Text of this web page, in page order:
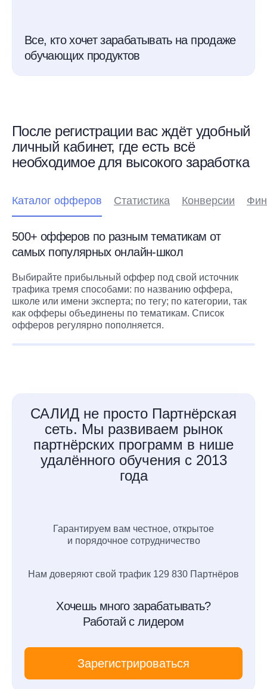
Все, кто хочет зарабатывать на продаже
обучающих продуктов
После регистрации вас ждёт удобный
личный кабинет, где есть всё
необходимое для высокого заработка
Каталог офферов Статистика Конверсии
500+ офферов по разным тематикам от
самых популярных онлайн-школ
Выбирайте прибыльный оффер под свой источник
трафика тремя способами: по названию оффера,
школе или имени эксперта; по тегу; по категории, так
как офферы объединены по тематикам. Список
офферов регулярно пополняется.
САЛИД не просто Партнёрская
сеть. Мы развиваем рынок
партнёрских программ в нише
удалённого обучения с 2013
года
Гарантируем вам честное, открытое
и порядочное сотрудничество
Нам доверяют свой трафик 129 830 Партнёров
Хочешь много зарабатывать?
Работай с лидером
Зарегистрироваться